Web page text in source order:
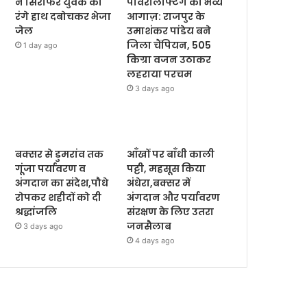
रंगे हाथ दबोचकर भेजा
जेल
1 day ago
आगाज़: राजपुर के
उमाशंकर पांडेय बने
जिला चैंपियन, 505
किग्रा वजन उठाकर
लहराया परचम
3 days ago
बक्सर से डुमरांव तक
गूंजा पर्यावरण व
अंगदान का संदेश,पौधे
रोपकर शहीदों को दी
श्रद्धांजलि
3 days ago
आँखों पर बाँधी काली
पट्टी, महसूस किया
अंधेरा,बक्सर में
अंगदान और पर्यावरण
संरक्षण के लिए उतरा
जनसैलाब
4 days ago